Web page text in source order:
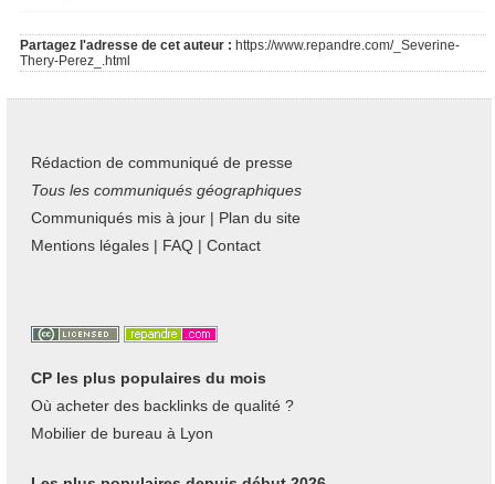
Partagez l'adresse de cet auteur : https://www.repandre.com/_Severine-
Thery-Perez_.html
Rédaction de communiqué de presse
Tous les communiqués géographiques
Communiqués mis à jour | Plan du site
Mentions légales | FAQ | Contact
CP les plus populaires du mois
Où acheter des backlinks de qualité ?
Mobilier de bureau à Lyon